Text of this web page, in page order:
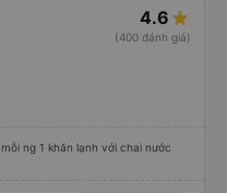
4.6
(400 đánh giá)
ng 1 khăn lạnh với chai nước